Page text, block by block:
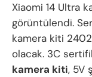
Xiaomi 14 Ultra
görüntülendi.
kamera kiti
olacak. 3C
kamera kiti, 5V